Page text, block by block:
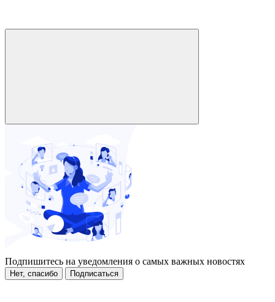
Подпишитесь на уведомления о самых важных новостях
Нет, спасибо Подписаться